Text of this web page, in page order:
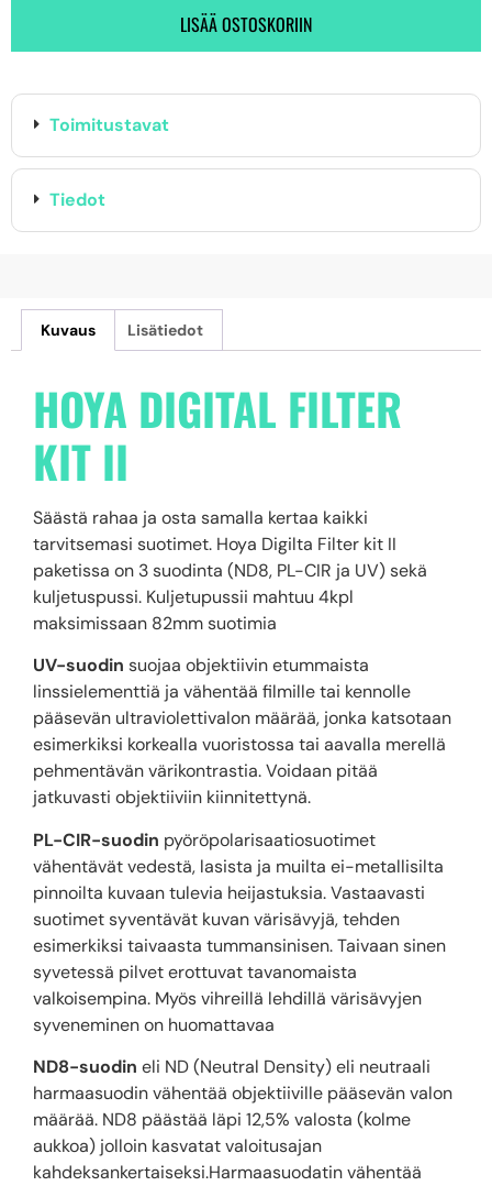
LISÄÄ OSTOSKORIIN
Toimitustavat
Tiedot
Kuvaus Lisätiedot
HOYA DIGITAL FILTER
KIT II
Säästä rahaa ja osta samalla kertaa kaikki
tarvitsemasi suotimet. Hoya Digilta Filter kit II
paketissa on 3 suodinta (ND8, PL-CIR ja UV) sekä
kuljetuspussi. Kuljetupussii mahtuu 4kpl
maksimissaan 82mm suotimia
UV-suodin suojaa objektiivin etummaista
linssielementtiä ja vähentää filmille tai kennolle
pääsevän ultraviolettivalon määrää, jonka katsotaan
esimerkiksi korkealla vuoristossa tai aavalla merellä
pehmentävän värikontrastia. Voidaan pitää
jatkuvasti objektiiviin kiinnitettynä.
PL-CIR-suodin pyöröpolarisaatiosuotimet
vähentävät vedestä, lasista ja muilta ei-metallisilta
pinnoilta kuvaan tulevia heijastuksia. Vastaavasti
suotimet syventävät kuvan värisävyjä, tehden
esimerkiksi taivaasta tummansinisen. Taivaan sinen
syvetessä pilvet erottuvat tavanomaista
valkoisempina. Myös vihreillä lehdillä värisävyjen
syveneminen on huomattavaa
ND8-suodin eli ND (Neutral Density) eli neutraali
harmaasuodin vähentää objektiiville pääsevän valon
määrää. ND8 päästää läpi 12,5% valosta (kolme
aukkoa) jolloin kasvatat valoitusajan
kahdeksankertaiseksi.Harmaasuodatin vähentää